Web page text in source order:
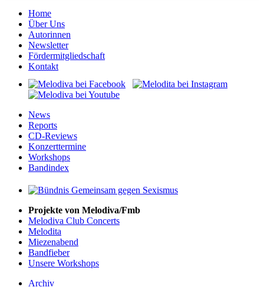
Home
Über Uns
Autorinnen
Newsletter
Fördermitgliedschaft
Kontakt
News
Reports
CD-Reviews
Konzerttermine
Workshops
Bandindex
Projekte von Melodiva/Fmb
Melodiva Club Concerts
Melodita
Miezenabend
Bandfieber
Unsere Workshops
Archiv